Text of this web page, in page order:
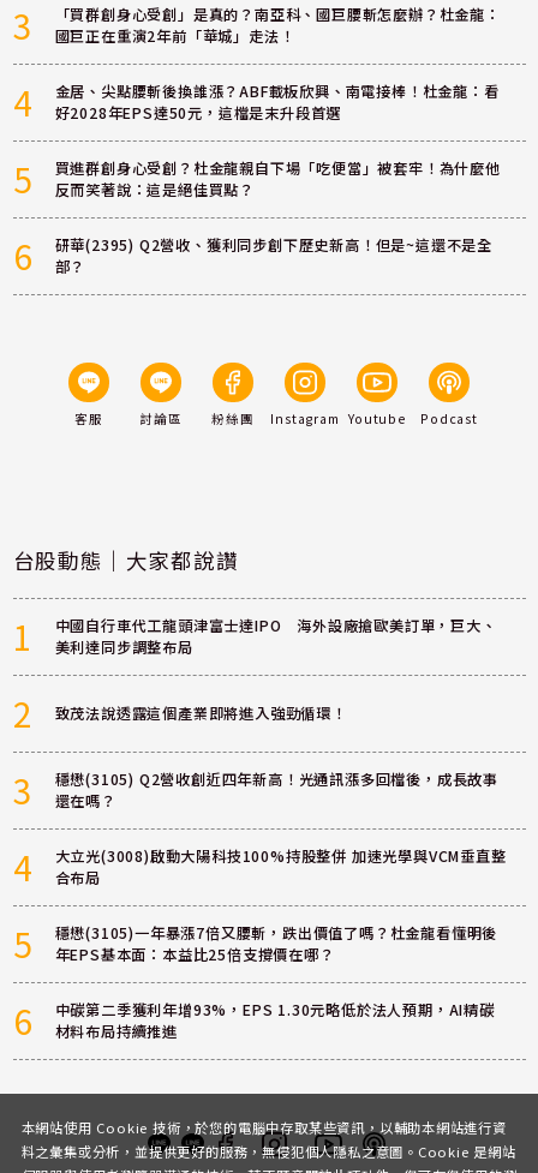
3
「買群創身心受創」是真的？南亞科、國巨腰斬怎麼辦？杜金龍：
國巨正在重演2年前「華城」走法！
4
金居、尖點腰斬後換誰漲？ABF載板欣興、南電接棒！杜金龍：看
好2028年EPS達50元，這檔是末升段首選
5
買進群創身心受創？杜金龍親自下場「吃便當」被套牢！為什麼他
反而笑著說：這是絕佳買點？
6
研華(2395) Q2營收、獲利同步創下歷史新高！但是~這還不是全
部？
客服 討論區 粉絲團 Instagram Youtube Podcast
台股動態｜大家都說讚
1
中國自行車代工龍頭津富士達IPO 海外設廠搶歐美訂單，巨大、
美利達同步調整布局
2 致茂法說透露這個產業即將進入強勁循環！
3
穩懋(3105) Q2營收創近四年新高！光通訊漲多回檔後，成長故事
還在嗎？
4
大立光(3008)啟動大陽科技100%持股整併 加速光學與VCM垂直整
合布局
5
穩懋(3105)一年暴漲7倍又腰斬，跌出價值了嗎？杜金龍看懂明後
年EPS基本面：本益比25倍支撐價在哪？
6
中碳第二季獲利年增93%，EPS 1.30元略低於法人預期，AI精碳
材料布局持續推進
本網站使用 Cookie 技術，於您的電腦中存取某些資訊，以輔助本網站進行資
料之彙集或分析，並提供更好的服務，無侵犯個人隱私之意圖。Cookie 是網站